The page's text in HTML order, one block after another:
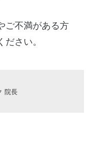
ご不満がある方
さい。
院長